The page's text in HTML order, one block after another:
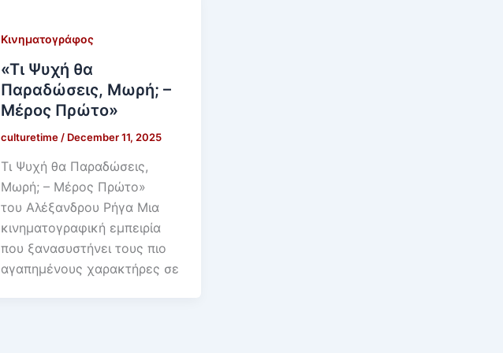
Κινηματογράφος
«Τι Ψυχή θα
Παραδώσεις, Μωρή; –
Μέρος Πρώτο»
culturetime / December 11, 2025
Τι Ψυχή θα Παραδώσεις,
Μωρή; – Μέρος Πρώτο»
του Αλέξανδρου Ρήγα Μια
κινηματογραφική εμπειρία
που ξανασυστήνει τους πιο
αγαπημένους χαρακτήρες σε